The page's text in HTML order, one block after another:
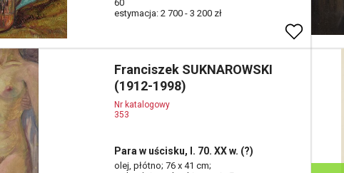
60
estymacja: 2 700 - 3 200 zł
Franciszek SUKNAROWSKI
(1912-1998)
Nr katalogowy
353
Para w uścisku, l. 70. XX w. (?)
olej, płótno; 76 x 41 cm;